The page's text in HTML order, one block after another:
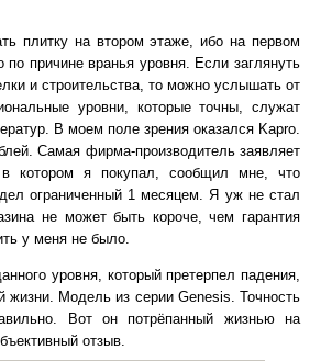
плитку на втором этаже, ибо на первом
причине вранья уровня. Если заглянуть
и строительства, то можно услышать от
уровни, которые точны, служат
В моем поле зрения оказался Kapro.
Самая фирма-производитель заявляет
котором я покупал, сообщил мне, что
ограниченный 1 месяцем. Я уж не стал
не может быть короче, чем гарантия
у меня не было.
уровня, который претерпел падения,
жизни. Модель из серии Genesis. Точность
Вот он потрёпанный жизнью на
отзыв.